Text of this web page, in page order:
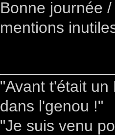
Bonne journée
mentions
"Avant t'était
dans l'genou !"
"Je suis venu